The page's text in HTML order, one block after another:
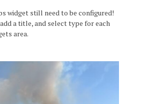
widget still need to be configured!
a title, and select type for each
area.